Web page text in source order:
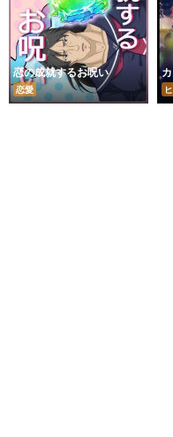
恋の成就するお呪い
恋愛